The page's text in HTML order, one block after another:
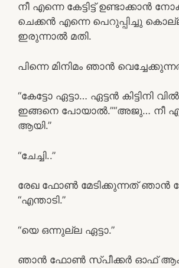
നീ എന്നെ കേട്ടിട്ട് ഉണ്ടാക്കാൻ
ചെക്കൻ എന്നെ പെറുപ്പിച്ചു
ഇരുന്നാൽ മതി.
പിന്നെ മിനിമം ഞാൻ
“കേട്ടോ ഏട്ടാ… ഏട്ടൻ കിട്ടിനി
ഇങ്ങനെ പോയാൽ.”“അജു… നീ
ആയി.”
“ചേച്ചി..”
രേഖ ഫോൺ മേടിക്കുന്നത് ഞാൻ
“എന്താടി.”
“യെ ഒന്നുല്ല ഏട്ടാ.”
ഞാൻ ഫോൺ സ്‌പീക്കർ ഓഫ്‌